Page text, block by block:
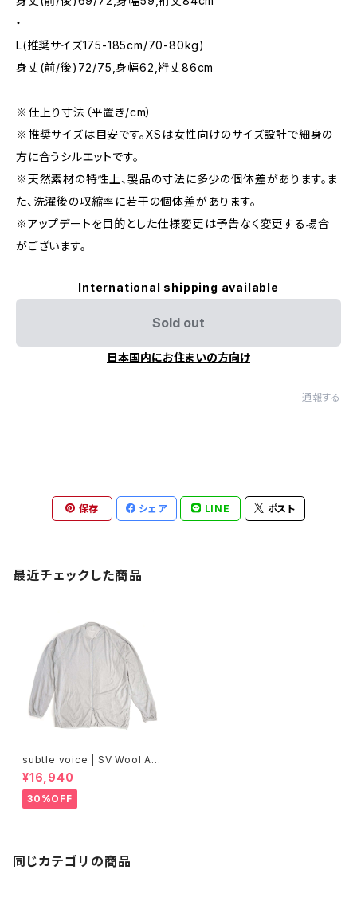
・
L(推奨サイズ175-185cm/70-80kg)
身丈(前/後)72/75,身幅62,裄丈86cm
※仕上り寸法（平置き/cm）
※推奨サイズは目安です。XSは女性向けのサイズ設計で細身の
方に合うシルエットです。
※天然素材の特性上、製品の寸法に多少の個体差があります。ま
た、洗濯後の収縮率に若干の個体差があります。
※アップデートを目的とした仕様変更は予告なく変更する場合
がございます。
International shipping available
Sold out
日本国内にお住まいの方向け
通報する
保存 シェア LINE ポスト
最近チェックした商品
subtle voice | SV Wool Ad
d Jacket
¥16,940
30%OFF
同じカテゴリの商品